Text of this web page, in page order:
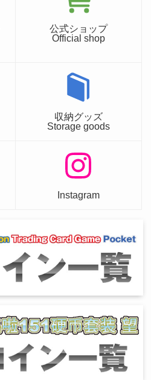
公式ショップ
Official shop
収納グッズ
Storage goods
Instagram